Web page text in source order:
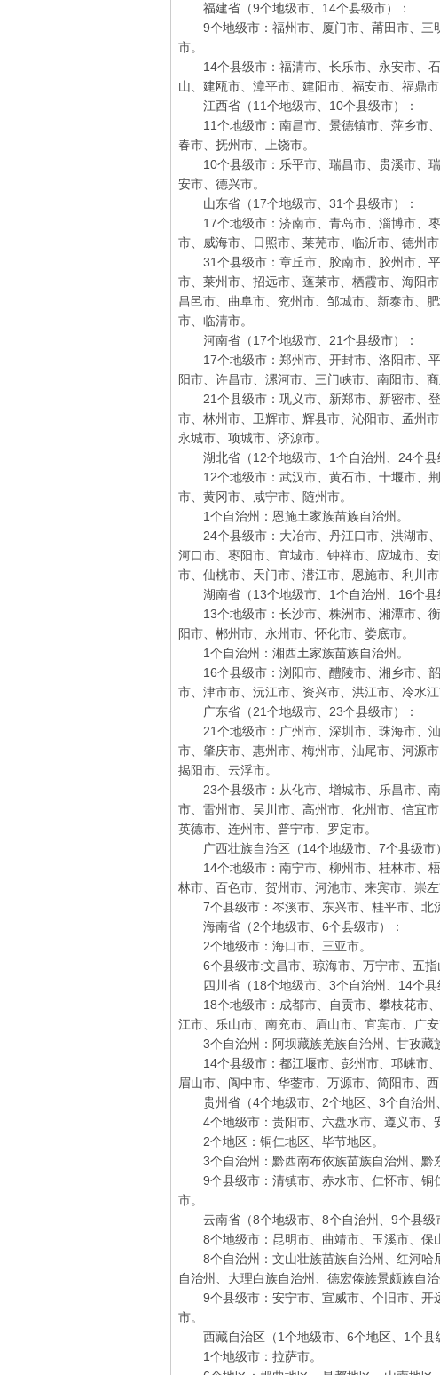
福建省（9个地级市、14个县级市）：
9个地级市：福州市、厦门市、莆田市、三
市。
14个县级市：福清市、长乐市、永安市、石
山、建瓯市、漳平市、建阳市、福安市、福鼎市
江西省（11个地级市、10个县级市）：
11个地级市：南昌市、景德镇市、萍乡市、
春市、抚州市、上饶市。
10个县级市：乐平市、瑞昌市、贵溪市、瑞
安市、德兴市。
山东省（17个地级市、31个县级市）：
17个地级市：济南市、青岛市、淄博市、枣
市、威海市、日照市、莱芜市、临沂市、德州
31个县级市：章丘市、胶南市、胶州市、平
市、莱州市、招远市、蓬莱市、栖霞市、海阳
昌邑市、曲阜市、兖州市、邹城市、新泰市、
市、临清市。
河南省（17个地级市、21个县级市）：
17个地级市：郑州市、开封市、洛阳市、平
阳市、许昌市、漯河市、三门峡市、南阳市、
21个县级市：巩义市、新郑市、新密市、登
市、林州市、卫辉市、辉县市、沁阳市、孟州
永城市、项城市、济源市。
湖北省（12个地级市、1个自治州、24个县
12个地级市：武汉市、黄石市、十堰市、荆
市、黄冈市、咸宁市、随州市。
1个自治州：恩施土家族苗族自治州。
24个县级市：大冶市、丹江口市、洪湖市、
河口市、枣阳市、宜城市、钟祥市、应城市、
市、仙桃市、天门市、潜江市、恩施市、利川市
湖南省（13个地级市、1个自治州、16个县
13个地级市：长沙市、株洲市、湘潭市、衡
阳市、郴州市、永州市、怀化市、娄底市。
1个自治州：湘西土家族苗族自治州。
16个县级市：浏阳市、醴陵市、湘乡市、韶
市、津市市、沅江市、资兴市、洪江市、冷水江
广东省（21个地级市、23个县级市）：
21个地级市：广州市、深圳市、珠海市、汕
市、肇庆市、惠州市、梅州市、汕尾市、河源
揭阳市、云浮市。
23个县级市：从化市、增城市、乐昌市、南
市、雷州市、吴川市、高州市、化州市、信宜
英德市、连州市、普宁市、罗定市。
广西壮族自治区（14个地级市、7个县级市
14个地级市：南宁市、柳州市、桂林市、梧
林市、百色市、贺州市、河池市、来宾市、崇左
7个县级市：岑溪市、东兴市、桂平市、北
海南省（2个地级市、6个县级市）：
2个地级市：海口市、三亚市。
6个县级市:文昌市、琼海市、万宁市、五指
四川省（18个地级市、3个自治州、14个县
18个地级市：成都市、自贡市、攀枝花市、
江市、乐山市、南充市、眉山市、宜宾市、广
3个自治州：阿坝藏族羌族自治州、甘孜藏
14个县级市：都江堰市、彭州市、邛崃市、
眉山市、阆中市、华蓥市、万源市、简阳市、西
贵州省（4个地级市、2个地区、3个自治州
4个地级市：贵阳市、六盘水市、遵义市、
2个地区：铜仁地区、毕节地区。
3个自治州：黔西南布依族苗族自治州、黔
9个县级市：清镇市、赤水市、仁怀市、铜
市。
云南省（8个地级市、8个自治州、9个县级
8个地级市：昆明市、曲靖市、玉溪市、保
8个自治州：文山壮族苗族自治州、红河哈
自治州、大理白族自治州、德宏傣族景颇族自
9个县级市：安宁市、宣威市、个旧市、开
市。
西藏自治区（1个地级市、6个地区、1个县
1个地级市：拉萨市。